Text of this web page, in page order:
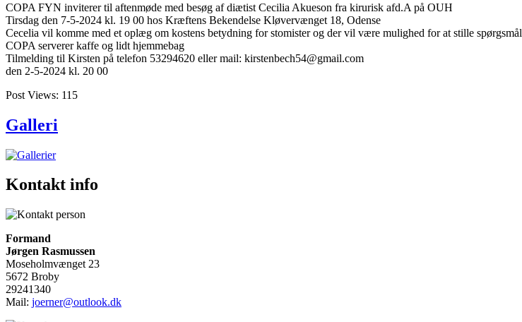
COPA FYN inviterer til aftenmøde med besøg af diætist Cecilia Akueson fra kirurisk afd.A på OUH
Tirsdag den 7-5-2024 kl. 19 00 hos Kræftens Bekendelse Kløvervænget 18, Odense
Cecelia vil komme med et oplæg om kostens betydning for stomister og der vil være mulighed for at stille spørgsmål
COPA serverer kaffe og lidt hjemmebag
Tilmelding til Kirsten på telefon 53294620 eller mail: kirstenbech54@gmail.com
den 2-5-2024 kl. 20 00
Post Views: 115
Galleri
Kontakt info
Formand
Jørgen Rasmussen
Moseholmvænget 23
5672 Broby
29241340
Mail: joerner@outlook.dk